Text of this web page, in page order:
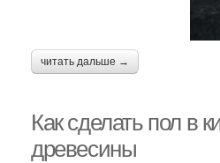
читать дальше →
Как сделать пол в
древесины